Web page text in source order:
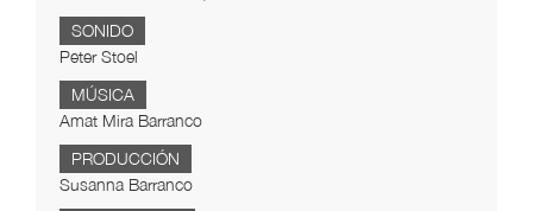
SONIDO
Peter Stoel
MÚSICA
Amat Mira Barranco
PRODUCCIÓN
Susanna Barranco